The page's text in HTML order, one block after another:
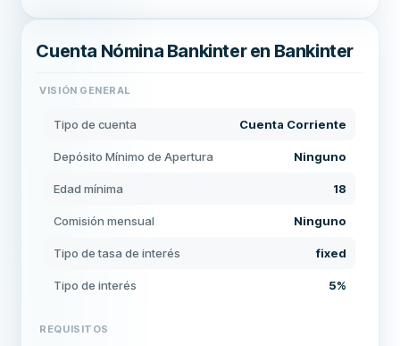
Cuenta Nómina Bankinter en Bankinter
VISIÓN GENERAL
Tipo de cuenta Cuenta Corriente
Depósito Mínimo de Apertura Ninguno
Edad mínima 18
Comisión mensual Ninguno
Tipo de tasa de interés fixed
Tipo de interés 5%
REQUISITOS